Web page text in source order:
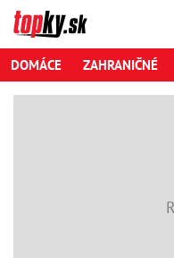
DOMÁCE ZAHRANIČNÉ